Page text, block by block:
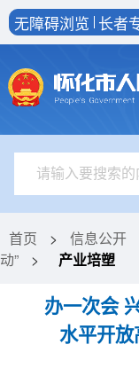
无障碍浏览 长者
首页 > 信息公开
动”
> 产业培塑
办一次会
水平开